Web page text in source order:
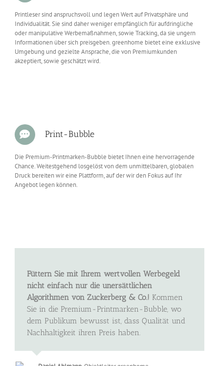
Printleser sind anspruchsvoll und legen Wert auf Privatsphäre und
Individualität. Sie sind daher weniger empfänglich für aufdringliche
oder manipulative Werbemaßnahmen, sowie Tracking, da sie ungern
Informationen über sich preisgeben. greenhome bietet eine exklusive
Umgebung und gezielte Ansprache, die von Premiumkunden
akzeptiert, sowie geschätzt wird.
Print-Bubble
Die Premium-Printmarken-Bubble bietet Ihnen eine hervorragende
Chance. Weitestgehend losgelöst von dem unmittelbaren, globalen
Druck bereiten wir eine Plattform, auf der wir den Fokus auf Ihr
Angebot legen können.
Füttern Sie mit Ihrem wertvollen Werbegeld
nicht einfach nur die unersättlichen
Algorithmen von Zuckerberg & Co.! Kommen
Sie in die Premium-Printmarken-Bubble, wo
dem Publikum bewusst ist, dass Qualität und
Nachhaltigkeit ihren Preis haben.